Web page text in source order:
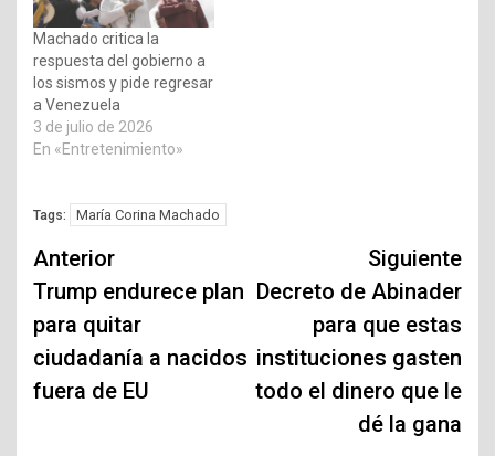
Machado critica la
respuesta del gobierno a
los sismos y pide regresar
a Venezuela
3 de julio de 2026
En «Entretenimiento»
Tags: María Corina Machado
Navegación
de
entradas
Anterior
Trump endurece plan
para quitar
ciudadanía a nacidos
fuera de EU
Siguiente
Decreto de Abinader
para que estas
instituciones gasten
todo el dinero que le
dé la gana